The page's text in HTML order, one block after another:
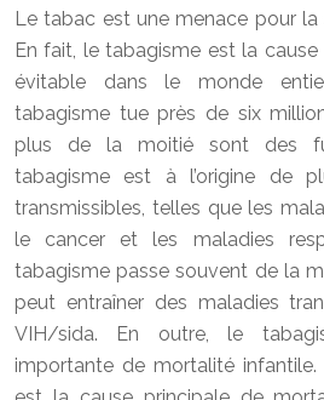
Le tabac est une menace pour
En fait, le tabagisme est la
évitable dans le monde
tabagisme tue près de six
plus de la moitié sont des
tabagisme est à l’origine de
transmissibles, telles que les
le cancer et les maladies
tabagisme passe souvent de la
peut entraîner des maladies
VIH/sida. En outre, le
importante de mortalité